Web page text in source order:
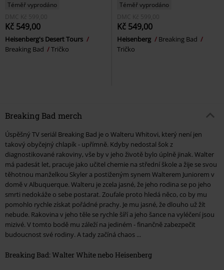
Téměř vyprodáno
DMC
Kč 599,00
Kč 549,00
Heisenberg's Desert Tours
Breaking Bad
Tričko
Téměř vyprodáno
DMC
Kč 599,00
Kč 549,00
Heisenberg
Breaking Bad
Tričko
Breaking Bad merch
Úspěšný TV seriál Breaking Bad je o Walteru Whitovi, který není jen
takový obyčejný chlapík - upřímně. Kdyby nedostal šok z
diagnostikované rakoviny, vše by v jeho životě bylo úplně jinak. Walter
má padesát let, pracuje jako učitel chemie na střední škole a žije se svou
těhotnou manželkou Skyler a postiženým synem Walterem Juniorem v
domě v Albuquerque. Walteru je zcela jasné, že jeho rodina se po jeho
smrti nedokáže o sebe postarat. Zoufale proto hledá něco, co by mu
pomohlo rychle získat pořádné prachy. Je mu jasné, že dlouho už žít
nebude. Rakovina v jeho těle se rychle šíří a jeho šance na vyléčení jsou
mizivé. V tomto bodě mu záleží na jediném - finančně zabezpečit
budoucnost své rodiny. A tady začíná chaos ...
Breaking Bad: Walter White nebo Heisenberg